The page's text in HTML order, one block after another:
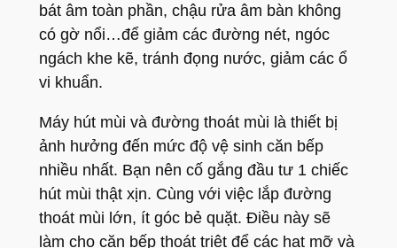
bát âm toàn phần, chậu rửa âm bàn không
có gờ nổi…để giảm các đường nét, ngóc
ngách khe kẽ, tránh đọng nước, giảm các ổ
vi khuẩn.
Máy hút mùi và đường thoát mùi là thiết bị
ảnh hưởng đến mức độ vệ sinh căn bếp
nhiều nhất. Bạn nên cố gắng đầu tư 1 chiếc
hút mùi thật xịn. Cùng với việc lắp đường
thoát mùi lớn, ít góc bẻ quặt. Điều này sẽ
làm cho căn bếp thoát triệt để các hạt mỡ và